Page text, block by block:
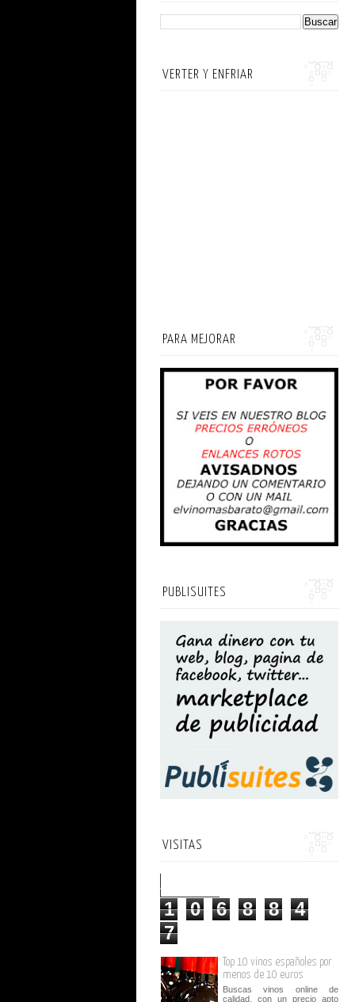
VERTER Y ENFRIAR
PARA MEJORAR
PUBLISUITES
VISITAS
1 0 6 8 8
4
7
Top 10 vinos españoles por
menos de 10 euros
Buscas vinos online de
calidad, con un precio apto